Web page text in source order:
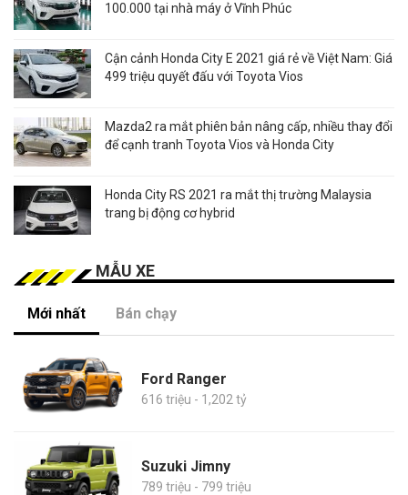
100.000 tại nhà máy ở Vĩnh Phúc
Cận cảnh Honda City E 2021 giá rẻ về Việt Nam: Giá
499 triệu quyết đấu với Toyota Vios
Mazda2 ra mắt phiên bản nâng cấp, nhiều thay đổi
để cạnh tranh Toyota Vios và Honda City
Honda City RS 2021 ra mắt thị trường Malaysia
trang bị động cơ hybrid
MẪU XE
Mới nhất Bán chạy
Ford Ranger
616 triệu - 1,202 tỷ
Suzuki Jimny
789 triệu - 799 triệu